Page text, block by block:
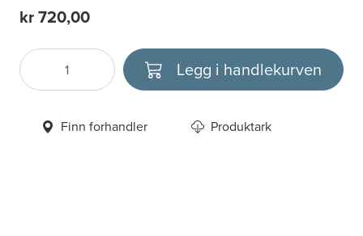
kr 720,00
Antall
Velg enhet Legg i handlekurven
Finn forhandler Produktark